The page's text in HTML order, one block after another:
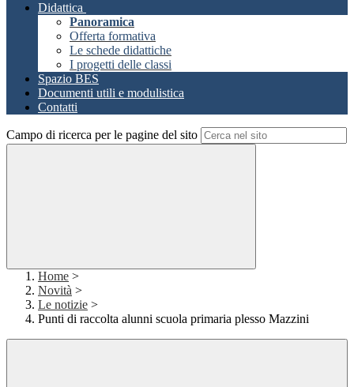
Didattica
Panoramica
Offerta formativa
Le schede didattiche
I progetti delle classi
Spazio BES
Documenti utili e modulistica
Contatti
Campo di ricerca per le pagine del sito
Home >
Novità >
Le notizie >
Punti di raccolta alunni scuola primaria plesso Mazzini